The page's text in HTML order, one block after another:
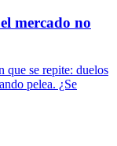
mercado no
se repite: duelos
pelea. ¿Se